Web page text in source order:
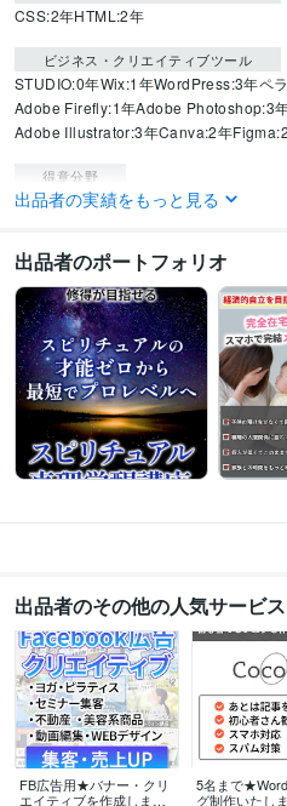
CSS:2年HTML:2年
ビジネス・クリエイティブツール
STUDIO:0年Wix:1年WordPress:3年ペ
Adobe Firefly:1年Adobe Photoshop:3
Adobe Illustrator:3年Canva:2年
得意分野
Web制作・HP作成・EC構築 バナー・
出品者の実績をもっと見る
出品者のポートフォリオ
出品者のその他の人気サービス
FB広告用★バナー・クリ
エイティブを作成します
5名まで
グ制作いたし